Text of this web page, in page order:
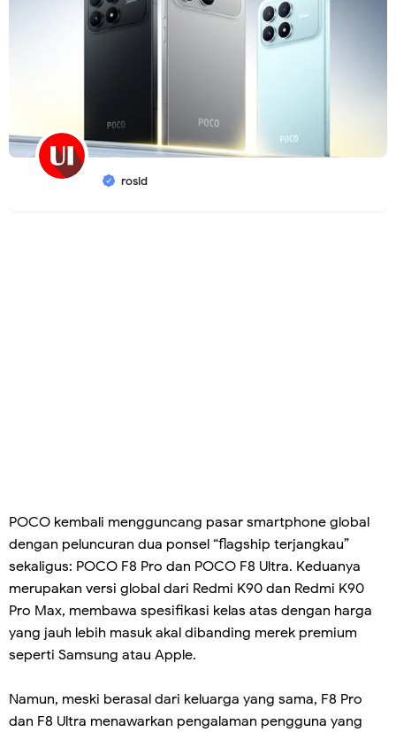
rosid
POCO kembali mengguncang pasar smartphone global
dengan peluncuran dua ponsel “flagship terjangkau”
sekaligus: POCO F8 Pro dan POCO F8 Ultra. Keduanya
merupakan versi global dari Redmi K90 dan Redmi K90
Pro Max, membawa spesifikasi kelas atas dengan harga
yang jauh lebih masuk akal dibanding merek premium
seperti Samsung atau Apple.
Namun, meski berasal dari keluarga yang sama, F8 Pro
dan F8 Ultra menawarkan pengalaman pengguna yang